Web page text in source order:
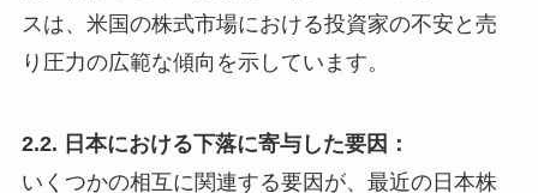
スは、米国の株式市場における投資家の不安と売
り圧力の広範な傾向を示しています。
2.2. 日本における下落に寄与した要因：
いくつかの相互に関連する要因が、最近の日本株